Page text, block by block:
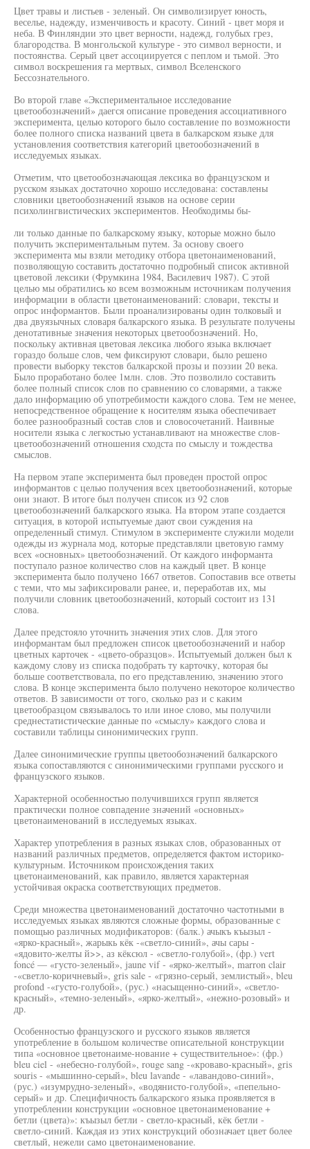
Цвет травы и листьев - зеленый. Он символизирует юность,
веселье, надежду, изменчивость и красоту. Синий - цвет моря и
неба. В Финляндии это цвет верности, надежд, голубых грез,
благородства. В монгольской культуре - это символ верности, и
постоянства. Серый цвет ассоциируется с пеплом и тьмой. Это
символ воскрешения га мертвых, символ Вселенского
Бессознательного.
Во второй главе «Экспериментальное исследование
цветообозначений» даегся описание проведения ассоциативного
эксперимента, целью которого было составление по возможности
более полного списка названий цвета в балкарском языке для
установления соответствия категорий цветообозначений в
исследуемых языках.
Отметим, что цветообозначающая лексика во французском и
русском языках достаточно хорошо исследована: составлены
словники цветообозначений языков на основе серии
психолингвистических экспериментов. Необходимы бы-
ли только данные по балкарскому языку, которые можно было
получить экспериментальным путем. За основу своего
эксперимента мы взяли методику отбора цветонаименований,
позволяющую составить достаточно подробный список активной
цветовой лексики (Фрумкина 1984, Василевич 1987). С этой
целью мы обратились ко всем возможным источникам получения
информации в области цветонаименований: словари, тексты и
опрос информантов. Были проанализированы один толковый и
два двуязычных словаря балкарского языка. В результате получены
денотативные значения некоторых цветообозначений. Но,
поскольку активная цветовая лексика любого языка включает
гораздо больше слов, чем фиксируют словари, было решено
провести выборку текстов балкарской прозы и поэзии 20 века.
Было проработано более 1млн. слов. Это позволило составить
более полный список слов по сравнению со словарями, а также
дало информацию об употребимости каждого слова. Тем не менее,
непосредственное обращение к носителям языка обеспечивает
более разнообразный состав слов и словосочетаний. Наивные
носители языка с легкостью устанавливают на множестве слов-
цветообозначений отношения сходста по смыслу и тождества
смыслов.
На первом этапе эксперимента был проведен простой опрос
информантов с целью получения всех цветообозначений, которые
они знают. В итоге был получен список из 92 слов
цветообозначений балкарского языка. На втором этапе создается
ситуация, в которой испытуемые дают свои суждения на
определенный стимул. Стимулом в эксперименте служили модели
одежды из журнала мод, которые представляли цветовую гамму
всех «основных» цветообозначений. От каждого информанта
поступало разное количество слов на каждый цвет. В конце
эксперимента было получено 1667 ответов. Сопоставив все ответы
с теми, что мы зафиксировали ранее, и, переработав их, мы
получили словник цветообозначений, который состоит из 131
слова.
Далее предстояло уточнить значения этих слов. Для этого
информантам был предложен список цветообозначений и набор
цветных карточек - «цвето-образцов». Испытуемый должен был к
каждому слову из списка подобрать ту карточку, которая бы
больше соответствовала, по его представлению, значению этого
слова. В конце эксперимента было получено некоторое количество
ответов. В зависимости от того, сколько раз и с каким
цветообразцом связывалось то или иное слово, мы получили
среднестатистические данные по «смыслу» каждого слова и
составили таблицы синонимических групп.
Далее синонимические группы цветообозначений балкарского
языка сопоставляются с синонимическими группами русского и
французского языков.
Характерной особенностью получившихся групп является
практически полное совпадение значений «основных»
цветонаименований в исследуемых языках.
Характер употребления в разных языках слов, образованных от
названий различных предметов, определяется фактом историко-
культурным. Источником происхождения таких
цветонаименований, как правило, является характерная
устойчивая окраска соответствующих предметов.
Среди множества цветонаименований достаточно частотными в
исследуемых языках являются сложные формы, образованные с
помощью различных модификаторов: (балк.) ачыкъ къызыл -
«ярко-красный», жарыкь кёк -«светло-синий», ачы сары -
«ядовито-желты й>>, аз кёксюл - «светло-голубой», (фр.) vert
foncé — «густо-зеленый», jaune vif - «ярко-желтый», marron clair
-«светло-коричневый», gris sale - «грязно-серый, землистый», bleu
profond -«густо-голубой», (рус.) «насыщенно-синий», «светло-
красный», «темно-зеленый», «ярко-желтый», «нежно-розовый» и
др.
Особенностью французского и русского языков является
употребление в большом количестве описательной конструкции
типа «основное цветонаиме-нование + существительное»: (фр.)
bleu ciel - «небесно-голубой», rouge sang -«кроваво-красный», gris
souris - «мышинно-серый», bleu lavande - «лавандово-синий»,
(рус.) «изумрудно-зеленый», «водянисто-голубой», «пепельно-
серый» и др. Специфичность балкарского языка проявляется в
употреблении конструкции «основное цветонаименование +
бетли (цвета)»: къызыл бетли - светло-красный, кёк бетли -
светло-синий. Каждая из этих конструкций обозначает цвет более
светлый, нежели само цветонаименование.